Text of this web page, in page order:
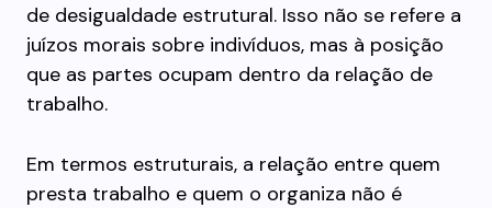
de desigualdade estrutural. Isso não se refere a
juízos morais sobre indivíduos, mas à posição
que as partes ocupam dentro da relação de
trabalho.
Em termos estruturais, a relação entre quem
presta trabalho e quem o organiza não é